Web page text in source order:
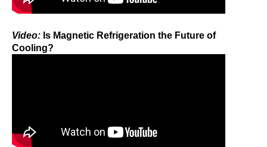
Video: Is Magnetic Refrigeration the Future of
Cooling?